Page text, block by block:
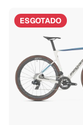
ESGOTADO